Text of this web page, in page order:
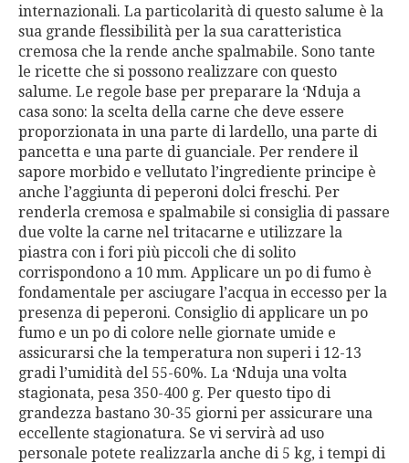
internazionali. La particolarità di questo salume è la
sua grande flessibilità per la sua caratteristica
cremosa che la rende anche spalmabile. Sono tante
le ricette che si possono realizzare con questo
salume. Le regole base per preparare la ‘Nduja a
casa sono: la scelta della carne che deve essere
proporzionata in una parte di lardello, una parte di
pancetta e una parte di guanciale. Per rendere il
sapore morbido e vellutato l’ingrediente principe è
anche l’aggiunta di peperoni dolci freschi. Per
renderla cremosa e spalmabile si consiglia di passare
due volte la carne nel tritacarne e utilizzare la
piastra con i fori più piccoli che di solito
corrispondono a 10 mm. Applicare un po di fumo è
fondamentale per asciugare l’acqua in eccesso per la
presenza di peperoni. Consiglio di applicare un po
fumo e un po di colore nelle giornate umide e
assicurarsi che la temperatura non superi i 12-13
gradi l’umidità del 55-60%. La ‘Nduja una volta
stagionata, pesa 350-400 g. Per questo tipo di
grandezza bastano 30-35 giorni per assicurare una
eccellente stagionatura. Se vi servirà ad uso
personale potete realizzarla anche di 5 kg, i tempi di